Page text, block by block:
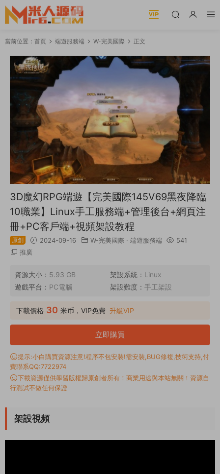
當前位置： 首頁 端遊服務端 W-完美國際 正文
3D魔幻RPG端遊【完美國際145V69黑夜降臨
10職業】Linux手工服務端+管理後台+網頁注
冊+PC客戶端+視頻架設教程
原創 2024-09-16 W-完美國際 · 端遊服務端
541
推廣
資源大小： 5.93 GB 架設系統： Linux
遊戲平台： PC電腦 架設難度： 手工架設
下載價格 30 米币，VIP免費 升級VIP
立即購買
提示:小白購買資源注意!程序不包安裝!需安裝,BUG修複,技術支持,付
費聯系QQ:7722974
下載資源僅供學習版權歸原創者所有！商業用途與本站無關！資源自
行測試不做任何保證
架設視頻